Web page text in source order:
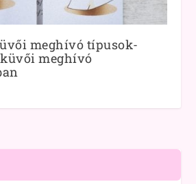
meghívó típusok-
meghívó